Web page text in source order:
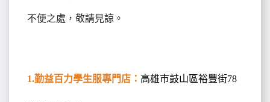
不便之處，敬請見諒。
1.勤益百力學生服專門店： 高雄市鼓山區裕豐街78